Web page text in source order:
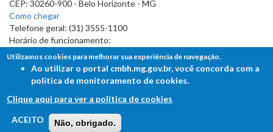
CEP: 30260-900 - Belo Horizonte - MG
Como chegar
Telefone geral: (31) 3555-1100
Horário de funcionamento:
7h às 19h
FALE COM A CÂMARA
Ouvidoria - Lei de Acesso à Informação
Utilizamos cookies para melhorar sua experiência de navegação.
Ao utilizar o portal cmbh.mg.gov.br, você concorda com a
política de monitoramento de cookies.
Clique aqui para ver a política de cookies
ACEITO
Não, obrigado.